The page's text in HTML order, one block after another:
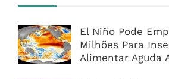
El Niño Pode
Milhões Para
Alimentar Aguda